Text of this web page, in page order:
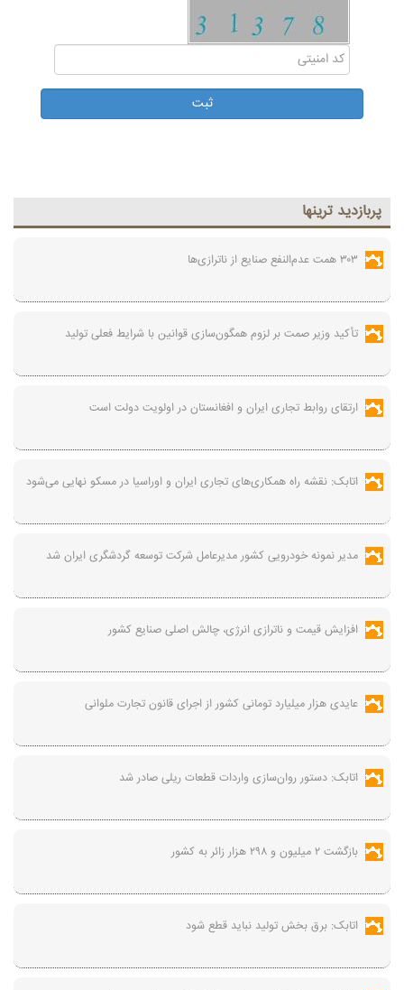
پربازديد ترينها
۳۰۳ همت عدم‌النفع صنایع از ناترازی‌ها
تأکید وزیر صمت بر لزوم همگون‌سازی قوانین با شرایط فعلی تولید
ارتقای روابط تجاری ایران و افغانستان در اولویت دولت است
اتابک: نقشه راه همکاری‌های تجاری ایران و اوراسیا در مسکو نهایی می‌شود
مدیر نمونه خودرویی کشور مدیرعامل شرکت توسعه گردشگری ایران شد
افزایش قیمت و ناترازی انرژی، چالش اصلی صنایع کشور
عایدی هزار میلیارد تومانی کشور از اجرای قانون تجارت ملوانی
اتابک: دستور روان‌سازی واردات قطعات ریلی صادر شد
بازگشت ۲ میلیون و ۲۹۸ هزار زائر به کشور
اتابک: برق بخش تولید نباید قطع شود